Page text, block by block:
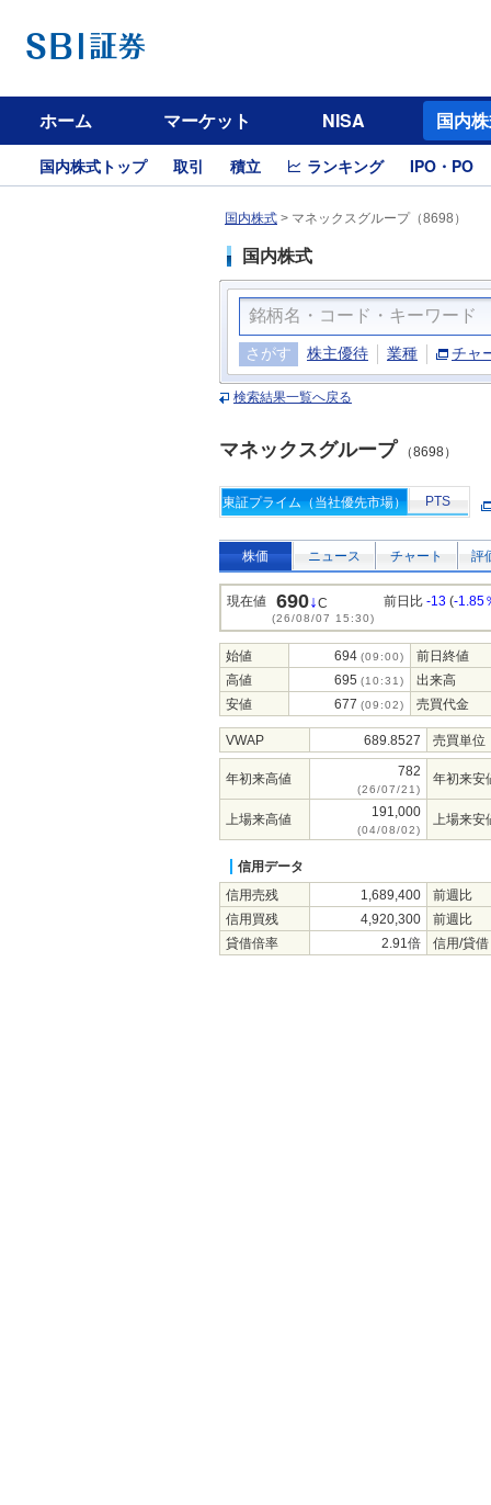
ホーム マーケット NISA 国内
国内株式トップ 取引 積立 ランキング IPO・PO
国内株式 > マネックスグループ（8698）
国内株式
さがす 株主優待 業種 チャ
検索結果一覧へ戻る
マネックスグループ （8698）
東証プライム（当社優先市場） PTS
株価 ニュース チャート 評
現在値 690↓C
(26/08/07 15:30)
前日比 -13 (-1.85
始値 694 (09:00)
前日終値
高値
695 (10:31)
出来高
安値
677 (09:02) 売買代金
VWAP 689.8527 売買単位
年初来高値 782
(26/07/21)
年初来安
上場来高値 191,000
(04/08/02)
上場来安
信用データ
信用売残
1,689,400
前週比
信用買残
4,920,300
前週比
貸借倍率
2.91倍 信用/貸借